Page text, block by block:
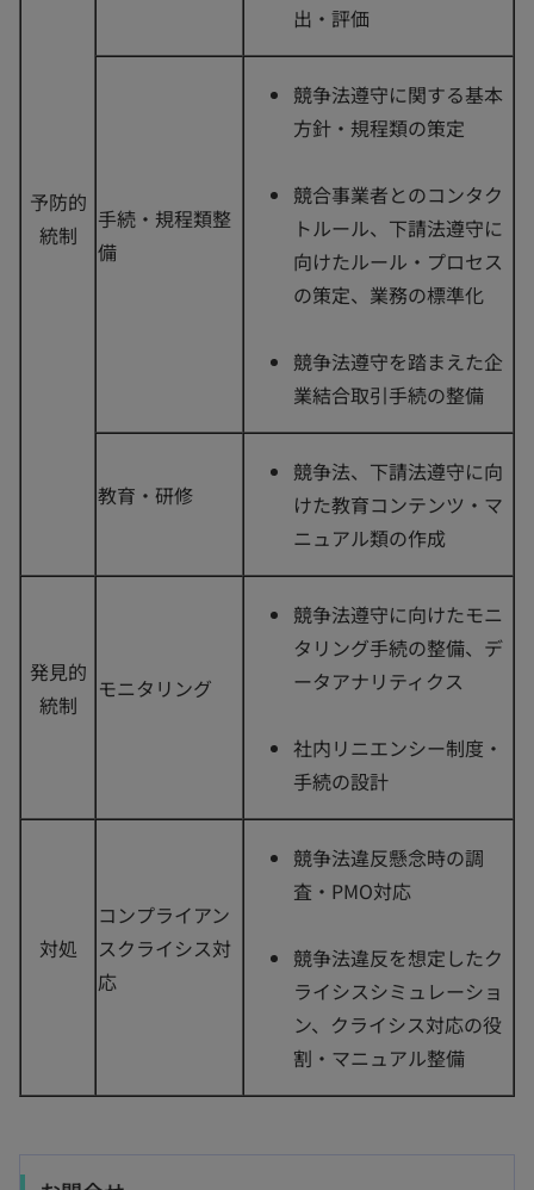
予防的
統制
出・評価
手続・規程類整
備
競争法遵守に関する基本
方針・規程類の策定
競合事業者とのコンタク
トルール、下請法遵守に
向けたルール・プロセス
の策定、業務の標準化
競争法遵守を踏まえた企
業結合取引手続の整備
教育・研修
競争法、下請法遵守に向
けた教育コンテンツ・マ
ニュアル類の作成
発見的
統制
モニタリング
競争法遵守に向けたモニ
タリング手続の整備、デ
ータアナリティクス
社内リニエンシー制度・
手続の設計
対処
コンプライアン
スクライシス対
応
競争法違反懸念時の調
査・PMO対応
競争法違反を想定したク
ライシスシミュレーショ
ン、クライシス対応の役
割・マニュアル整備